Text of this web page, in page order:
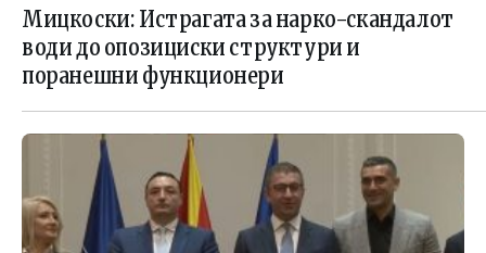
ИСТРАГАТА
Мицкоски: Истрагата за нарко-скандалот
води до опозициски структури и
поранешни функционери